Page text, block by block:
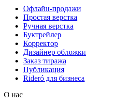
Офлайн-продажи
Простая верстка
Ручная верстка
Буктрейлер
Корректор
Дизайнер обложки
Заказ тиража
Публикация
Rideró для бизнеса
О нас